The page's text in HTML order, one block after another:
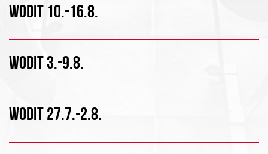
WODIT 10.-16.8.
WODIT 3.-9.8.
WODIT 27.7.-2.8.